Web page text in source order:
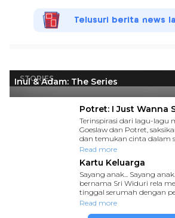
Telusuri berita news